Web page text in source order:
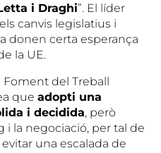
i Draghi”. El líder
canvis legislatius i
donen certa esperança
la UE.
del Treball
queadopti una
i decidida, però
i la negociació, per tal de
una escalada de